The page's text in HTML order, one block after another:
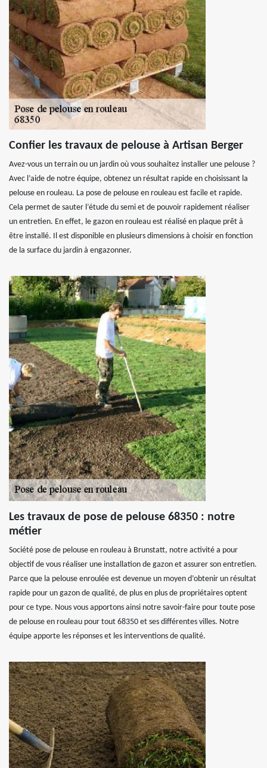
Confier les travaux de pelouse à Artisan Berger
Avez-vous un terrain ou un jardin où vous souhaitez installer une pelouse ?
Avec l’aide de notre équipe, obtenez un résultat rapide en choisissant la
pelouse en rouleau. La pose de pelouse en rouleau est facile et rapide.
Cela permet de sauter l’étude du semi et de pouvoir rapidement réaliser
un entretien. En effet, le gazon en rouleau est réalisé en plaque prêt à
être installé. Il est disponible en plusieurs dimensions à choisir en fonction
de la surface du jardin à engazonner.
Les travaux de pose de pelouse 68350 : notre
métier
Société pose de pelouse en rouleau à Brunstatt, notre activité a pour
objectif de vous réaliser une installation de gazon et assurer son entretien.
Parce que la pelouse enroulée est devenue un moyen d’obtenir un résultat
rapide pour un gazon de qualité, de plus en plus de propriétaires optent
pour ce type. Nous vous apportons ainsi notre savoir-faire pour toute pose
de pelouse en rouleau pour tout 68350 et ses différentes villes. Notre
équipe apporte les réponses et les interventions de qualité.